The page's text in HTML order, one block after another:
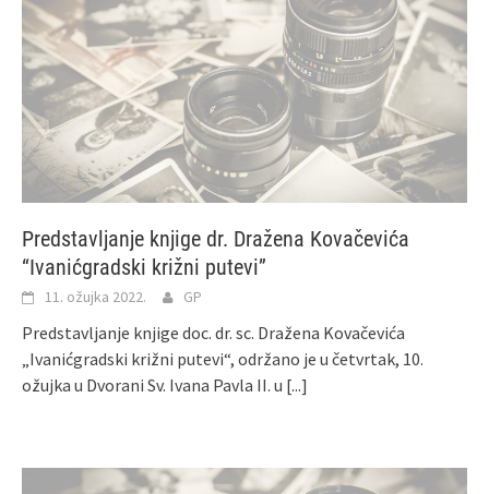
Predstavljanje knjige dr. Dražena Kovačevića
“Ivanićgradski križni putevi”
11. ožujka 2022. GP
Predstavljanje knjige doc. dr. sc. Dražena Kovačevića
„Ivanićgradski križni putevi“, održano je u četvrtak, 10.
ožujka u Dvorani Sv. Ivana Pavla II. u [...]